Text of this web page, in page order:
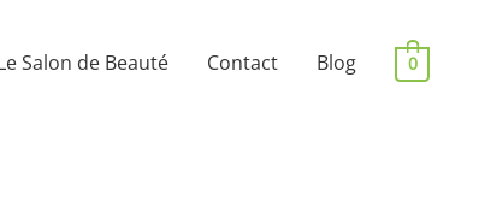
Salon de Beauté Contact Blog 0